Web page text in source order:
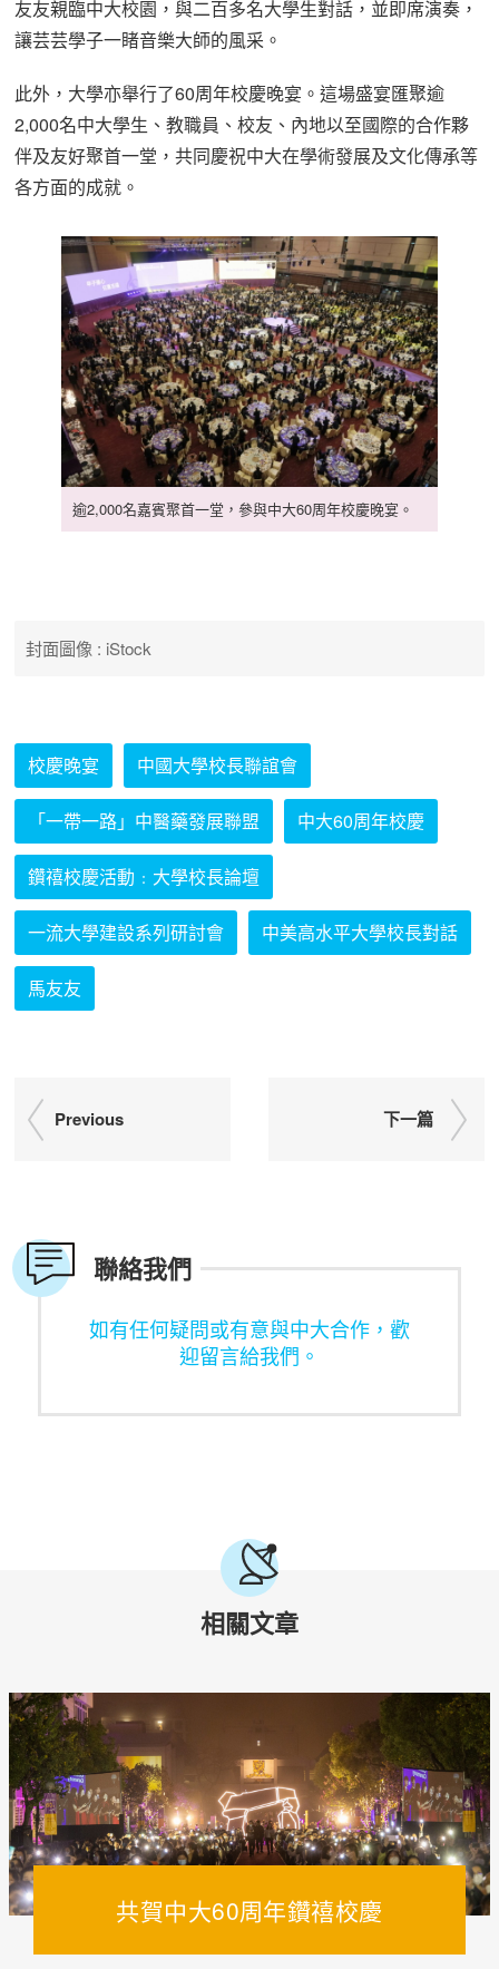
友友親臨中大校園，與二百多名大學生對話，並即席演奏，
讓芸芸學子一睹音樂大師的風采。
此外，大學亦舉行了60周年校慶晚宴。這場盛宴匯聚逾
2,000名中大學生、教職員、校友、內地以至國際的合作夥
伴及友好聚首一堂，共同慶祝中大在學術發展及文化傳承等
各方面的成就。
逾2,000名嘉賓聚首一堂，參與中大60周年校慶晚宴。
封面圖像 : iStock
校慶晚宴 中國大學校長聯誼會
「一帶一路」中醫藥發展聯盟 中大60周年校慶
鑽禧校慶活動﹕大學校長論壇
一流大學建設系列研討會 中美高水平大學校長對話
馬友友
Previous 下一篇
聯絡我們
如有任何疑問或有意與中大合作，歡
迎留言給我們。
相關文章
共賀中大60周年鑽禧校慶